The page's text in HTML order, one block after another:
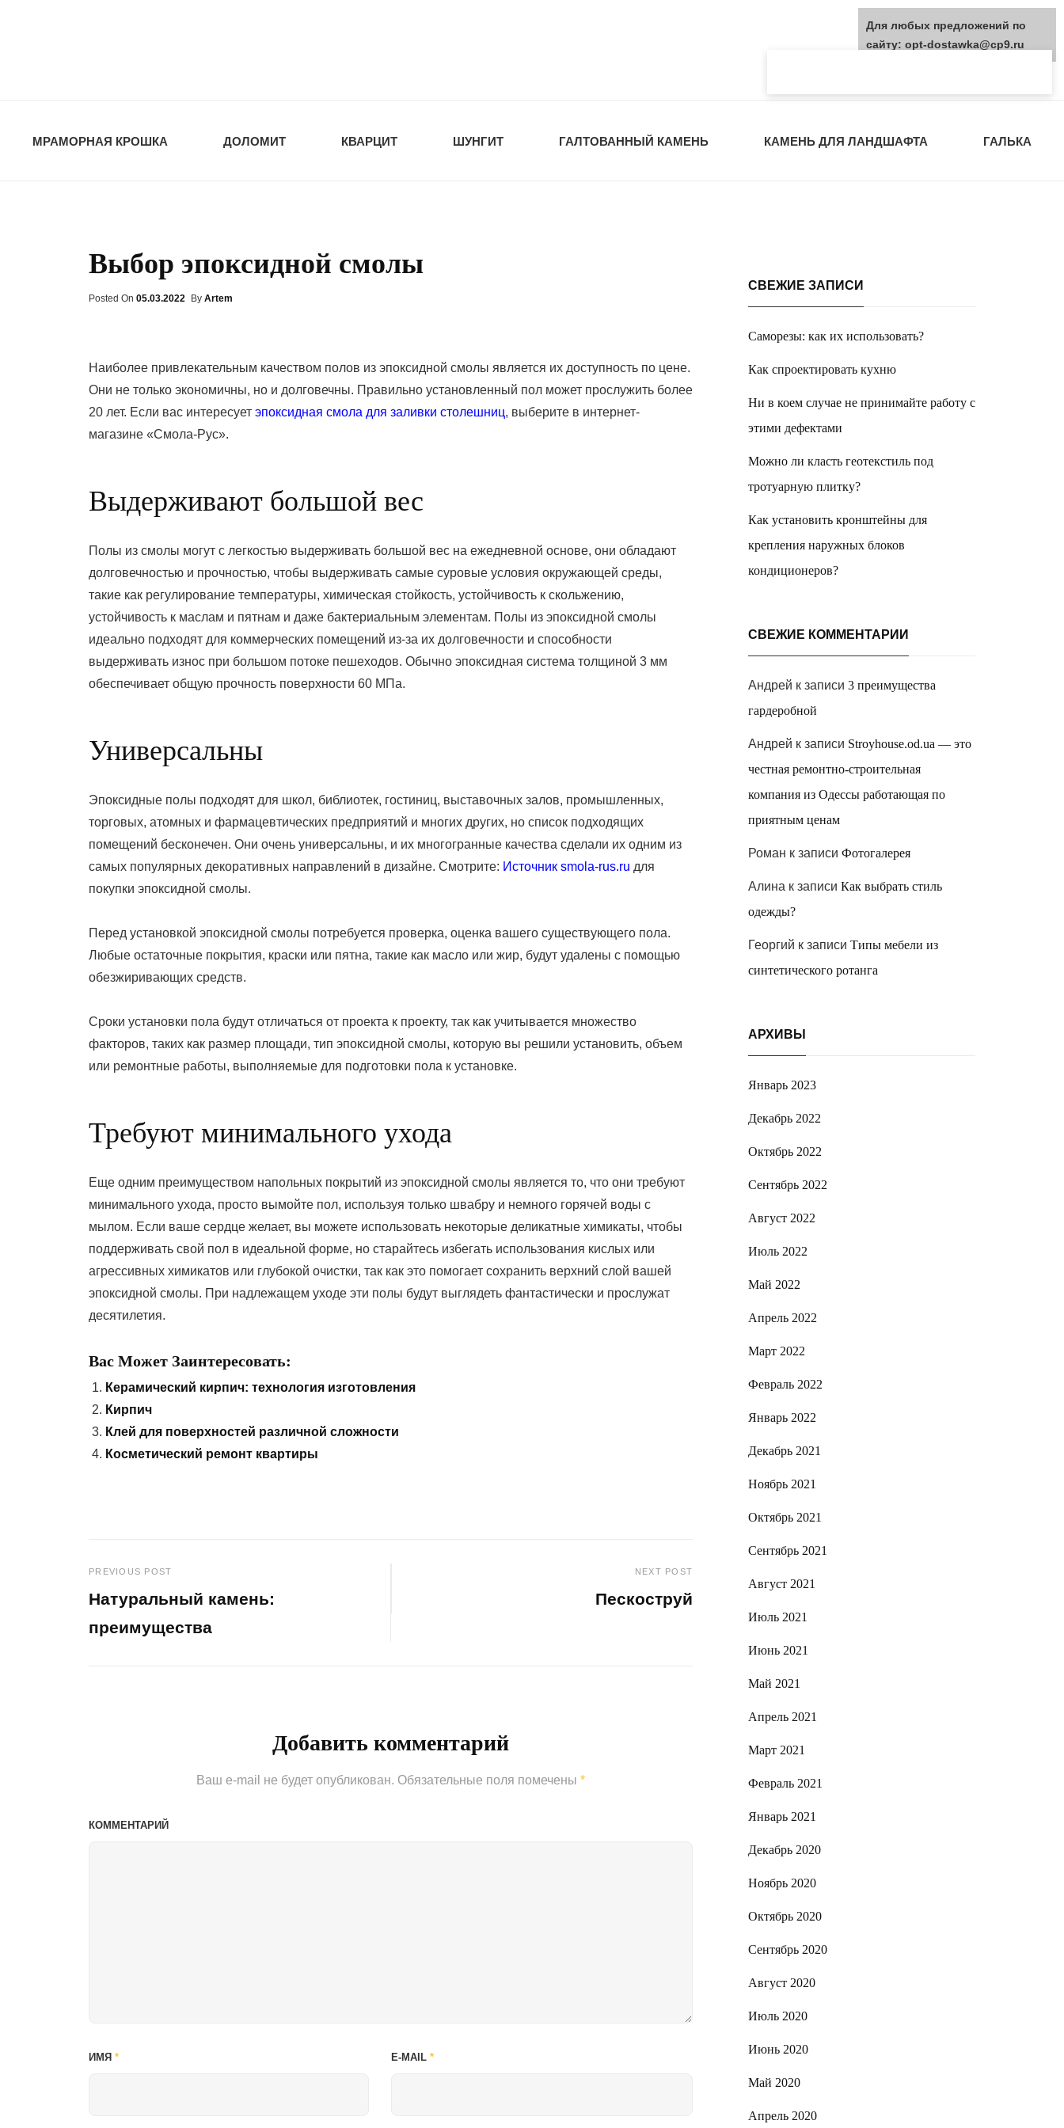
МРАМОРНАЯ КРОШКА ДОЛОМИТ КВАРЦИТ ШУНГИТ ГАЛТОВАННЫЙ КАМЕНЬ КАМЕНЬ ДЛЯ ЛАНДШАФТА ГАЛЬКА
Выбор эпоксидной смолы
Posted On Posted
05.03.2022 By Artem
Наиболее привлекательным качеством полов из эпоксидной смолы является их доступность по цене.
Они не только экономичны, но и долговечны. Правильно установленный пол может прослужить более
20 лет. Если вас интересует эпоксидная смола для заливки столешниц, выберите в интернет-
магазине «Смола-Рус».
Выдерживают большой вес
Полы из смолы могут с легкостью выдерживать большой вес на ежедневной основе, они обладают
долговечностью и прочностью, чтобы выдерживать самые суровые условия окружающей среды,
такие как регулирование температуры, химическая стойкость, устойчивость к скольжению,
устойчивость к маслам и пятнам и даже бактериальным элементам. Полы из эпоксидной смолы
идеально подходят для коммерческих помещений из-за их долговечности и способности
выдерживать износ при большом потоке пешеходов. Обычно эпоксидная система толщиной 3 мм
обеспечивает общую прочность поверхности 60 МПа.
Универсальны
Эпоксидные полы подходят для школ, библиотек, гостиниц, выставочных залов, промышленных,
торговых, атомных и фармацевтических предприятий и многих других, но список подходящих
помещений бесконечен. Они очень универсальны, и их многогранные качества сделали их одним из
самых популярных декоративных направлений в дизайне. Смотрите: Источник smola-rus.ru для
покупки эпоксидной смолы.
Перед установкой эпоксидной смолы потребуется проверка, оценка вашего существующего пола.
Любые остаточные покрытия, краски или пятна, такие как масло или жир, будут удалены с помощью
обезжиривающих средств.
Сроки установки пола будут отличаться от проекта к проекту, так как учитывается множество
факторов, таких как размер площади, тип эпоксидной смолы, которую вы решили установить, объем
или ремонтные работы, выполняемые для подготовки пола к установке.
Требуют минимального ухода
Еще одним преимуществом напольных покрытий из эпоксидной смолы является то, что они требуют
минимального ухода, просто вымойте пол, используя только швабру и немного горячей воды с
мылом. Если ваше сердце желает, вы можете использовать некоторые деликатные химикаты, чтобы
поддерживать свой пол в идеальной форме, но старайтесь избегать использования кислых или
агрессивных химикатов или глубокой очистки, так как это помогает сохранить верхний слой вашей
эпоксидной смолы. При надлежащем уходе эти полы будут выглядеть фантастически и прослужат
десятилетия.
Вас Может Заинтересовать:
Керамический кирпич: технология изготовления
Кирпич
Клей для поверхностей различной сложности
Косметический ремонт квартиры
Навигация
по
PREVIOUS POST
Натуральный камень:
преимущества
NEXT POST
Пескоструй
Добавить комментарий
Ваш e-mail не будет опубликован. Обязательные поля помечены *
КОММЕНТАРИЙ
ИМЯ * E-MAIL *
СВЕЖИЕ ЗАПИСИ
Саморезы: как их использовать?
Как спроектировать кухню
Ни в коем случае не принимайте работу с
этими дефектами
Можно ли класть геотекстиль под
тротуарную плитку?
Как установить кронштейны для
крепления наружных блоков
кондиционеров?
СВЕЖИЕ КОММЕНТАРИИ
Андрей к записи 3 преимущества
гардеробной
Андрей к записи Stroyhouse.od.ua — это
честная ремонтно-строительная
компания из Одессы работающая по
приятным ценам
Роман к записи Фотогалерея
Алина к записи Как выбрать стиль
одежды?
Георгий к записи Типы мебели из
синтетического ротанга
АРХИВЫ
Январь 2023
Декабрь 2022
Октябрь 2022
Сентябрь 2022
Август 2022
Июль 2022
Май 2022
Апрель 2022
Март 2022
Февраль 2022
Январь 2022
Декабрь 2021
Ноябрь 2021
Октябрь 2021
Сентябрь 2021
Август 2021
Июль 2021
Июнь 2021
Май 2021
Апрель 2021
Март 2021
Февраль 2021
Январь 2021
Декабрь 2020
Ноябрь 2020
Октябрь 2020
Сентябрь 2020
Август 2020
Июль 2020
Июнь 2020
Май 2020
Апрель 2020
Для любых предложений по
сайту: opt-dostawka@cp9.ru